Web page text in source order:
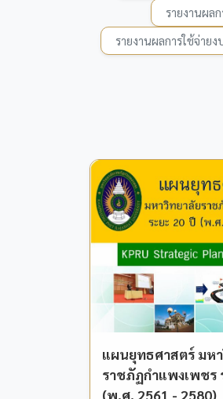
รายงานผล
รายงานผลการใช้จ่าย
แผนยุทธศาสตร์ มห
ราชภัฏกำแพงเพชร
(พ.ศ. 2561 - 2580)